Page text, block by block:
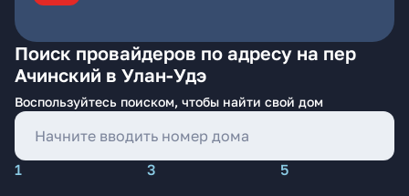
Поиск провайдеров по адресу на пер
Ачинский в Улан-Удэ
Воспользуйтесь поиском, чтобы найти свой дом
1 3
5